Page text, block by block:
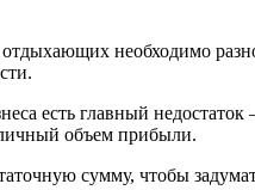
необходимо
есть главный
объем прибыли.
сумму, чтобы